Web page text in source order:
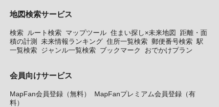
地図検索サービス
検索 ルート検索 マップツール 住まい探し×未来地図
距離・面
積の計測
未来情報ランキング 住所一覧検索 郵便番号検索 駅
一覧検索 ジャンル一覧検索 ブックマーク おでかけプラン
会員向けサービス
MapFan会員登録（無料）
MapFanプレミアム会員登録（有
料）